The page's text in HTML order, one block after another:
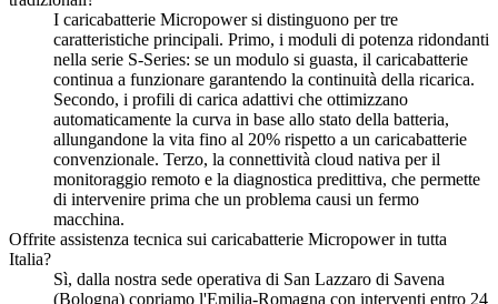
I caricabatterie Micropower si distinguono per tre
caratteristiche principali. Primo, i moduli di potenza ridondanti
nella serie S-Series: se un modulo si guasta, il caricabatterie
continua a funzionare garantendo la continuità della ricarica.
Secondo, i profili di carica adattivi che ottimizzano
automaticamente la curva in base allo stato della batteria,
allungandone la vita fino al 20% rispetto a un caricabatterie
convenzionale. Terzo, la connettività cloud nativa per il
monitoraggio remoto e la diagnostica predittiva, che permette
di intervenire prima che un problema causi un fermo
macchina.
Offrite assistenza tecnica sui caricabatterie Micropower in tutta
Italia?
Sì, dalla nostra sede operativa di San Lazzaro di Savena
(Bologna) copriamo l'Emilia-Romagna con interventi entro 24